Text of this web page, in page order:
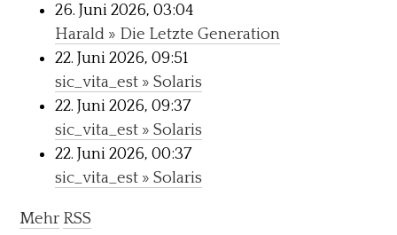
26. Juni 2026, 03:04
Harald » Die Letzte Generation
22. Juni 2026, 09:51
sic_vita_est » Solaris
22. Juni 2026, 09:37
sic_vita_est » Solaris
22. Juni 2026, 00:37
sic_vita_est » Solaris
Mehr RSS